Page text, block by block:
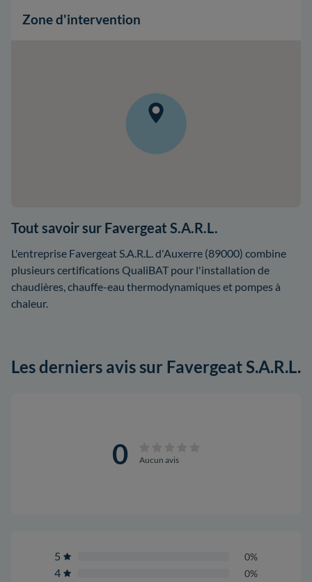
Zone d'intervention
Tout savoir sur Favergeat S.A.R.L.
L'entreprise Favergeat S.A.R.L. d'Auxerre (89000) combine
plusieurs certifications QualiBAT pour l'installation de
chaudières, chauffe-eau thermodynamiques et pompes à
chaleur.
Les derniers avis sur Favergeat S.A.R.L.
0 Aucun avis
5 0%
4 0%